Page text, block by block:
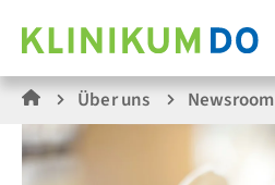
Über uns Newsroom